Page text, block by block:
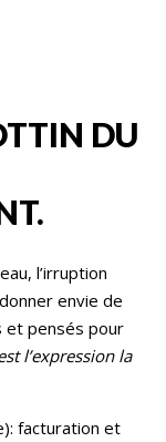
DU
l’irruption
envie de
et pensés pour
l’expression la
facturation et